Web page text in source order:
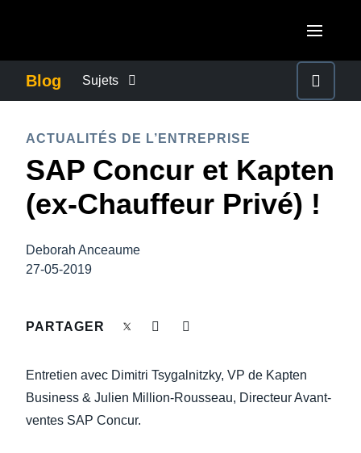
Canada (Français)
México (Español)
United Kingdom (English)
France (Français)
Sweden (English)
Finland (English)
ASIA PACIFIC
Australia (English)
Blog Sujets
CONTINUITÉ DES AFFAIRES
CONTRÔLE DES COÛTS DE L’ENTREPRISE
CROISSANCE ET OPTIMISATION
FRAIS DE DÉPLACEMENT
ACTUALITÉS DE L’ENTREPRISE
SAP Concur et Kapten
(ex-Chauffeur Privé) !
Deborah Anceaume
27-05-2019
PARTAGER
Entretien avec Dimitri Tsygalnitzky, VP de Kapten
Business & Julien Million-Rousseau, Directeur Avant-
ventes SAP Concur.